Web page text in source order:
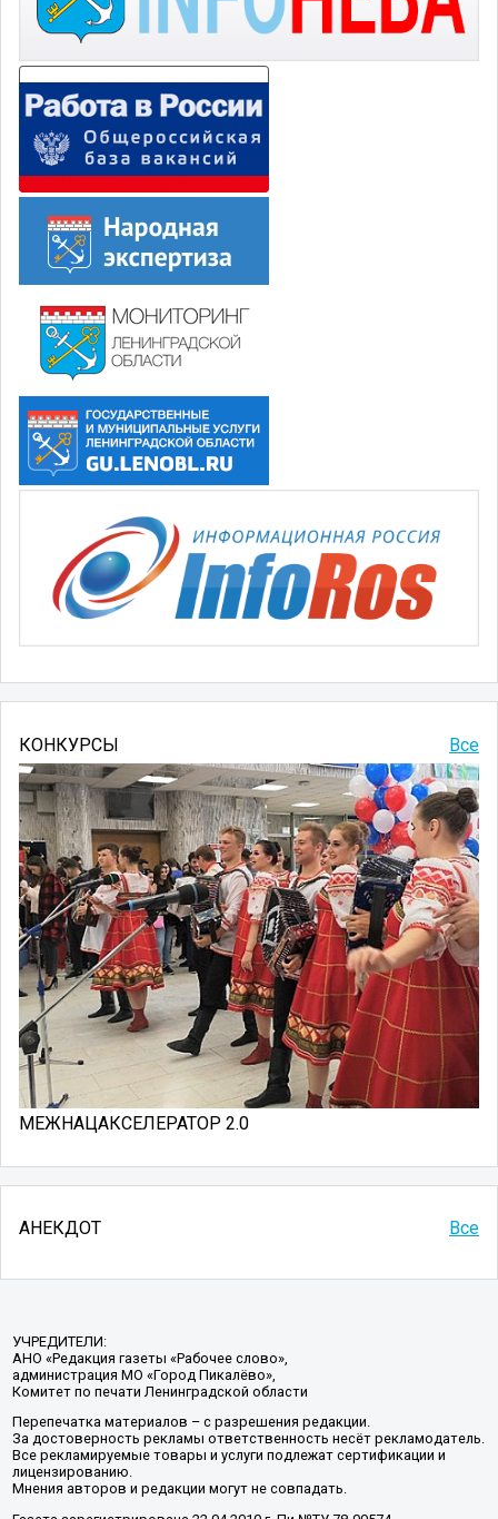
Все
КОНКУРСЫ
МЕЖНАЦАКСЕЛЕРАТОР 2.0
АНЕКДОТ Все
УЧРЕДИТЕЛИ:
АНО «Редакция газеты «Рабочее слово»,
администрация МО «Город Пикалёво»,
Комитет по печати Ленинградской области
Перепечатка материалов – с разрешения редакции.
За достоверность рекламы ответственность несёт рекламодатель.
Все рекламируемые товары и услуги подлежат сертификации и
лицензированию.
Мнения авторов и редакции могут не совпадать.